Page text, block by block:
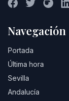
Navegación
Portada
Última hora
Sevilla
Andalucía